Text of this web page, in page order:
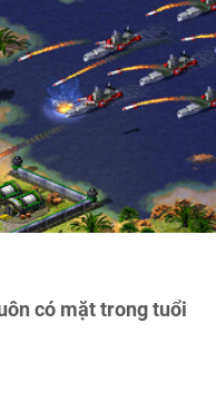
có mặt trong tuổi